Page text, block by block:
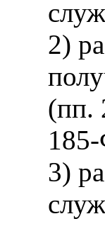
2)
(пп.
3)